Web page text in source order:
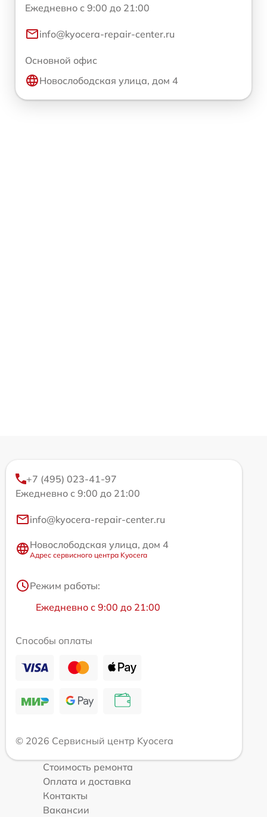
Ежедневно с 9:00 до 21:00
info@kyocera-repair-center.ru
Основной офис
Новослободская улица, дом 4
+7 (495) 023-41-97
Ежедневно с 9:00 до 21:00
info@kyocera-repair-center.ru
Новослободская улица, дом 4
Адрес сервисного центра Kyocera
Режим работы:
Ежедневно с 9:00 до 21:00
Способы оплаты
© 2026 Сервисный центр Kyocera
Стоимость ремонта
Оплата и доставка
Контакты
Вакансии